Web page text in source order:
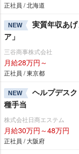
正社員 / 北海道
NEW
実質年収あ
ア」
三谷商事株式会社
月給28万円～
正社員 / 東京都
NEW
ヘルプデス
種手当
株式会社日商エステム
月給30万円～48万円
正社員 / 大阪府